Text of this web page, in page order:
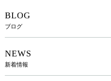
BLOG
ブログ
NEWS
新着情報